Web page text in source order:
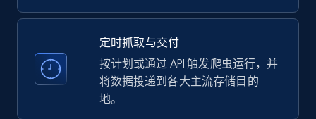
business account, Is professional account, Is
verified, and more.
22.2K+ 3.4K+ 注册使用
定时抓取与交付
按计划或通过 API 触发爬虫运行，并
将数据投递到各大主流存储目的
地。